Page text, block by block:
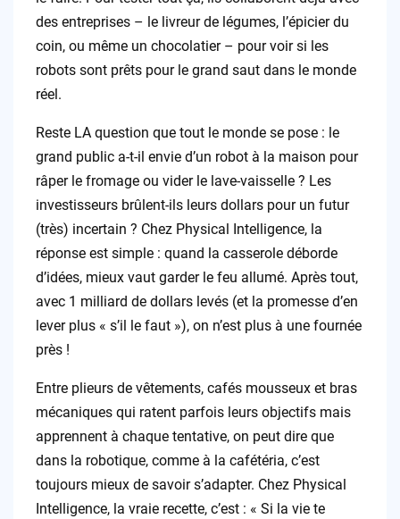
des entreprises – le livreur de légumes, l’épicier du
coin, ou même un chocolatier – pour voir si les
robots sont prêts pour le grand saut dans le monde
réel.
Reste LA question que tout le monde se pose : le
grand public a-t-il envie d’un robot à la maison pour
râper le fromage ou vider le lave-vaisselle ? Les
investisseurs brûlent-ils leurs dollars pour un futur
(très) incertain ? Chez Physical Intelligence, la
réponse est simple : quand la casserole déborde
d’idées, mieux vaut garder le feu allumé. Après tout,
avec 1 milliard de dollars levés (et la promesse d’en
lever plus « s’il le faut »), on n’est plus à une fournée
près !
Entre plieurs de vêtements, cafés mousseux et bras
mécaniques qui ratent parfois leurs objectifs mais
apprennent à chaque tentative, on peut dire que
dans la robotique, comme à la cafétéria, c’est
toujours mieux de savoir s’adapter. Chez Physical
Intelligence, la vraie recette, c’est : « Si la vie te